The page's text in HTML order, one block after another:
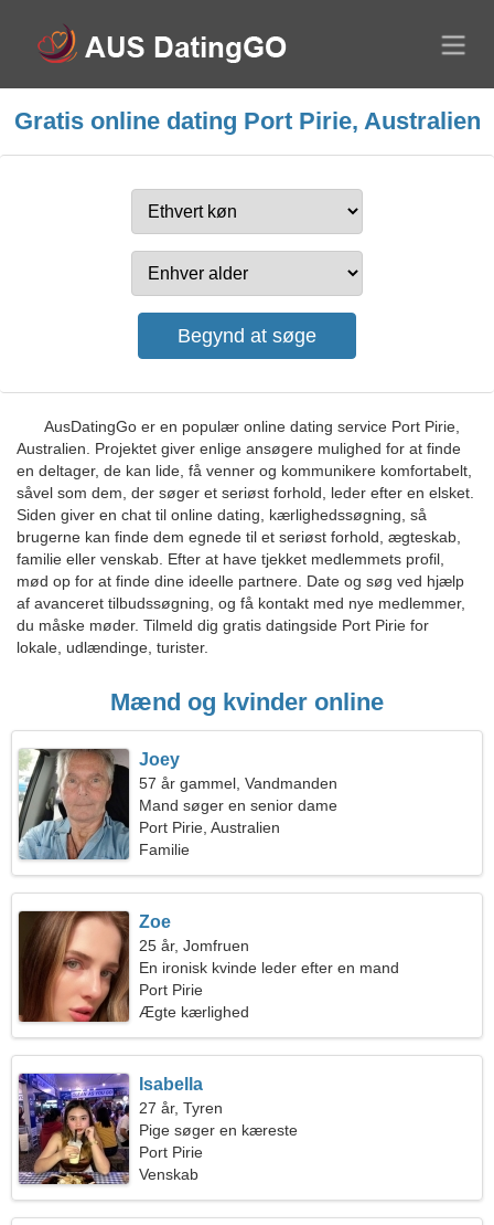
Gratis online dating Port Pirie, Australien
AusDatingGo er en populær online dating service Port Pirie,
Australien. Projektet giver enlige ansøgere mulighed for at finde
en deltager, de kan lide, få venner og kommunikere komfortabelt,
såvel som dem, der søger et seriøst forhold, leder efter en elsket.
Siden giver en chat til online dating, kærlighedssøgning, så
brugerne kan finde dem egnede til et seriøst forhold, ægteskab,
familie eller venskab. Efter at have tjekket medlemmets profil,
mød op for at finde dine ideelle partnere. Date og søg ved hjælp
af avanceret tilbudssøgning, og få kontakt med nye medlemmer,
du måske møder. Tilmeld dig gratis datingside Port Pirie for
lokale, udlændinge, turister.
Mænd og kvinder online
Joey
57 år gammel, Vandmanden
Mand søger en senior dame
Port Pirie, Australien
Familie
Zoe
25 år, Jomfruen
En ironisk kvinde leder efter en mand
Port Pirie
Ægte kærlighed
Isabella
27 år, Tyren
Pige søger en kæreste
Port Pirie
Venskab